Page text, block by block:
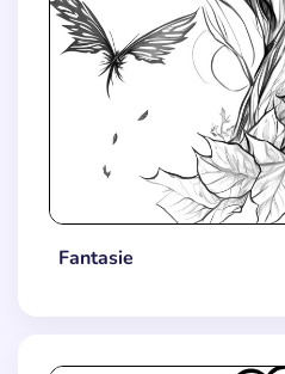
Fantasie